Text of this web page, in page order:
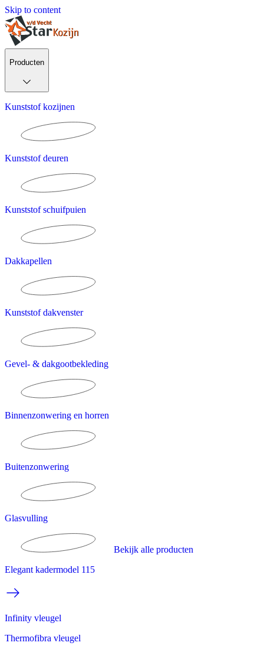
Skip to content
Producten
Kunststof kozijnen
Kunststof deuren
Kunststof schuifpuien
Dakkapellen
Kunststof dakvenster
Gevel- & dakgootbekleding
Binnenzonwering en horren
Buitenzonwering
Glasvulling
Bekijk alle producten
Elegant kadermodel 115
Infinity vleugel
Thermofibra vleugel